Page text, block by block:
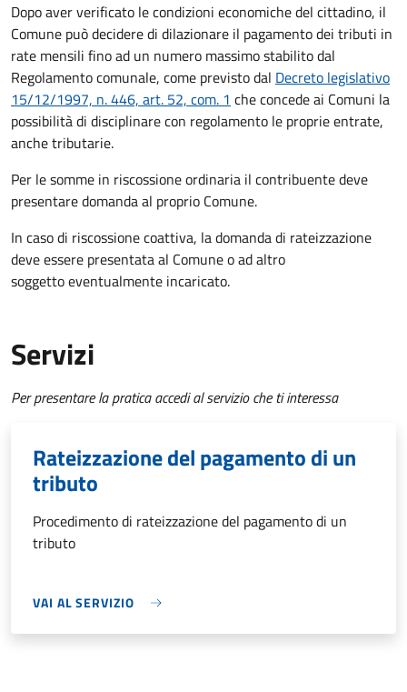
Dopo aver verificato le condizioni economiche del cittadino, il
Comune può decidere di dilazionare il pagamento dei tributi in
rate mensili fino ad un numero massimo stabilito dal
Regolamento comunale, come previsto dal Decreto legislativo
15/12/1997, n. 446, art. 52, com. 1 che concede ai Comuni la
possibilità di disciplinare con regolamento le proprie entrate,
anche tributarie.
Per le somme in riscossione ordinaria il contribuente deve
presentare domanda al proprio Comune.
In caso di riscossione coattiva, la domanda di rateizzazione
deve essere presentata al Comune o ad altro
soggetto eventualmente incaricato.
Servizi
Per presentare la pratica accedi al servizio che ti interessa
Rateizzazione del pagamento di un
tributo
Procedimento di rateizzazione del pagamento di un
tributo
VAI AL SERVIZIO